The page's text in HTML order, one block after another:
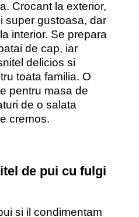
Crocant la exterior,
super gustoasa, dar
interior. Se prepara
de cap, iar
delicios si
toata familia. O
pentru masa de
de o salata
cremos.
de pui cu fulgi
si il condimentam